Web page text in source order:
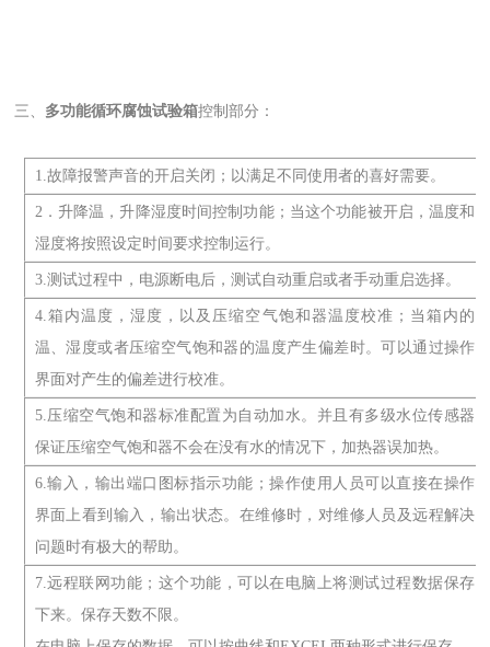
三、 多功能循环腐蚀试验箱控制部分：
1.故障报警声音的开启关闭；以满足不同使用者的喜好需要。
2．升降温，升降湿度时间控制功能；当这个功能被开启，温度和
湿度将按照设定时间要求控制运行。
3.测试过程中，电源断电后，测试自动重启或者手动重启选择。
4.箱内温度，湿度，以及压缩空气饱和器温度校准；当箱内的
温、湿度或者压缩空气饱和器的温度产生偏差时。可以通过操作
界面对产生的偏差进行校准。
5.压缩空气饱和器标准配置为自动加水。并且有多级水位传感器
保证压缩空气饱和器不会在没有水的情况下，加热器误加热。
6.输入，输出端口图标指示功能；操作使用人员可以直接在操作
界面上看到输入，输出状态。在维修时，对维修人员及远程解决
问题时有极大的帮助。
7.远程联网功能；这个功能，可以在电脑上将测试过程数据保存
下来。保存天数不限。